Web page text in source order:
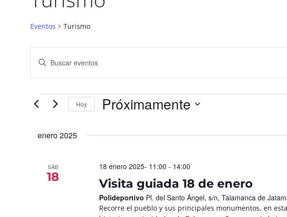
Eventos Turismo
de
búsqueda
vistas
palabra
clave.
para
la
palabra
Hoy Próximamente
enero 2025
SÁB
18 Visita guiada 18 de enero
18 enero 2025- 11:00 - 14:00
Polideportivo Pl. del Santo Ángel, s/n, Talamanca de
Recorre el pueblo y sus principales monumentos, en